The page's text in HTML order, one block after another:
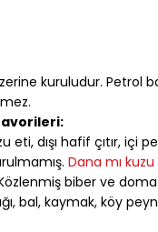
kuruludur. Petrol
eti, dışı hafif çıtır, içi
Dana mı
biber ve
bal, kaymak, köy